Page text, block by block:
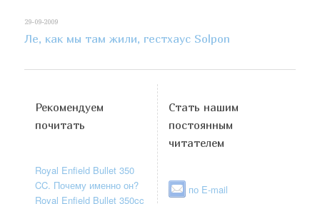
29-09-2009
Ле, как мы там жили, гестхаус Solpon
Рекомендуем
почитать
Royal Enfield Bullet 350
CC. Почему именно он?
Royal Enfield Bullet 350cc
Стать нашим
постоянным
читателем
по E-mail